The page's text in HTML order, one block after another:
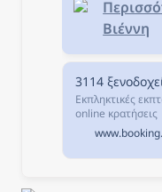
Βιέννη
Εκπληκτικές
online κρατήσεις
ξενοδοχείων σε
Αυστρία.
και εξαιρετικές